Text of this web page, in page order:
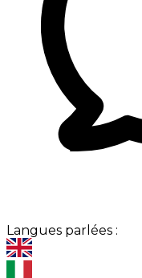
Langues parlées :